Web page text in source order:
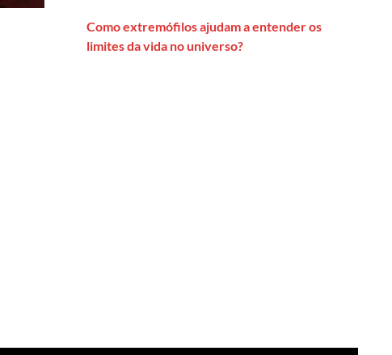
Como extremófilos ajudam a entender os
limites da vida no universo?